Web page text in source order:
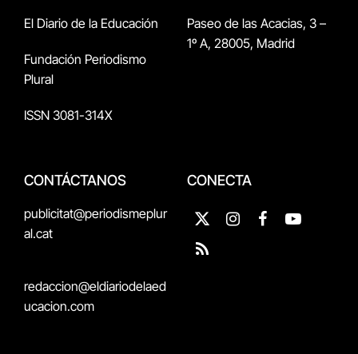
El Diario de la Educación
Fundación Periodismo
Plural
ISSN 3081-314X
Paseo de las Acacias, 3 –
1º A, 28005, Madrid
CONTÁCTANOS
publicitat@periodismeplur
al.cat
redaccion@eldiariodelaed
ucacion.com
CONECTA
X
(Twitter)
InstagramFacebookYouTube
RSS